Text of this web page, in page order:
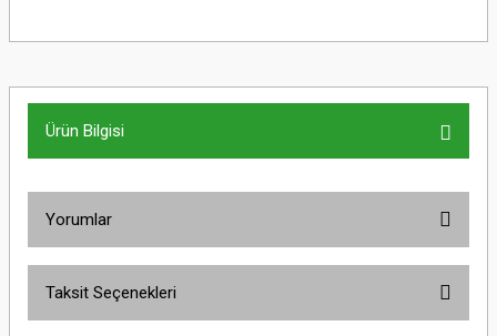
Ürün Bilgisi
Yorumlar
Taksit Seçenekleri